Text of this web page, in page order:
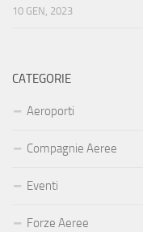
10 GEN, 2023
CATEGORIE
Aeroporti
Compagnie Aeree
Eventi
Forze Aeree